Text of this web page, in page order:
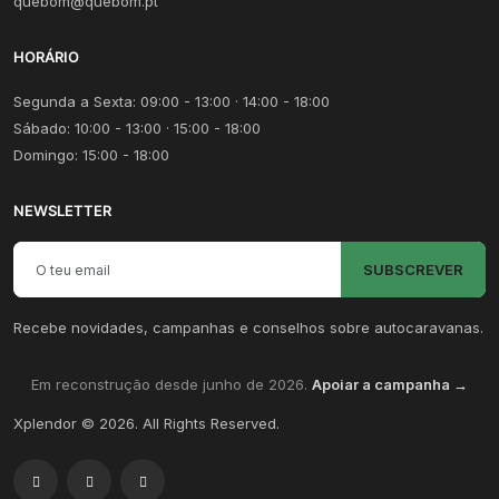
HORÁRIO
Segunda a Sexta: 09:00 - 13:00 · 14:00 - 18:00
Sábado: 10:00 - 13:00 · 15:00 - 18:00
Domingo: 15:00 - 18:00
NEWSLETTER
Email para newsletter
SUBSCREVER
Recebe novidades, campanhas e conselhos sobre autocaravanas.
Em reconstrução desde junho de 2026. Apoiar a campanha →
Xplendor © 2026. All Rights Reserved.